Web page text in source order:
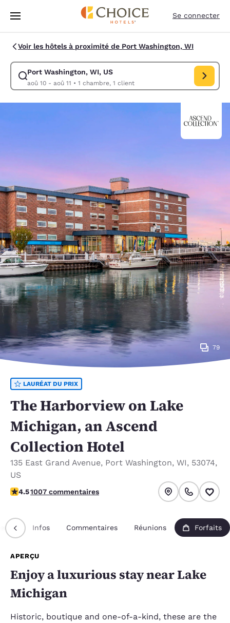
Sauter à Contenu Principal
Se connecter
Voir les hôtels à proximité de Port Washington, WI
Port Washington, WI, US
aoû 10 - aoû 11 • 1 chambre, 1 client
Modifier la recherche pour Port Washington, WI, US. Date d’arrivée
79
LAURÉAT DU PRIX
The Harborview on Lake
Michigan, an Ascend
Collection Hotel
135 East Grand Avenue, Port Washington, WI, 53074,
US
4.47 étoiles. Excellent.
4.51007 commentaires
Infos Commentaires Réunions Forfaits
APERÇU
Enjoy a luxurious stay near Lake
Michigan
Historic, boutique and one-of-a-kind, these are the